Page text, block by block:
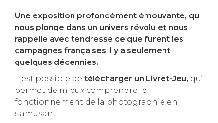
Une exposition profondément émouvante, qui
nous plonge dans un univers révolu et nous
rappelle avec tendresse ce que furent les
campagnes françaises il y a seulement
quelques décennies.
Il est possible de télécharger un Livret-Jeu, qui
permet de mieux comprendre le
fonctionnement de la photographie en
s'amusant.